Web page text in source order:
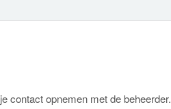
contact opnemen met de beheerder.